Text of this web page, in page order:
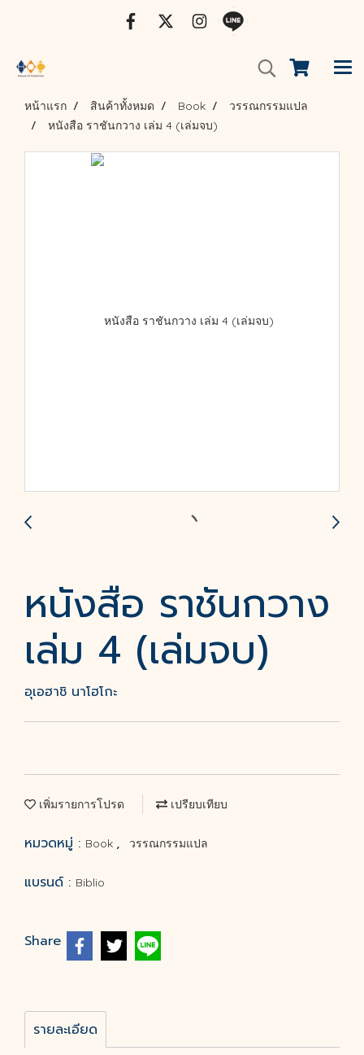
หน้าแรก สินค้าทั้งหมด Book
วรรณกรรมแปล
หนังสือ ราชันกวาง เล่ม 4 (เล่มจบ)
หนังสือ ราชันกวาง
เล่ม 4 (เล่มจบ)
อุเอฮาชิ นาโฮโกะ
เพิ่มรายการโปรด เปรียบเทียบ
หมวดหมู่ : Book , วรรณกรรมแปล
แบรนด์ : Biblio
Share
รายละเอียด